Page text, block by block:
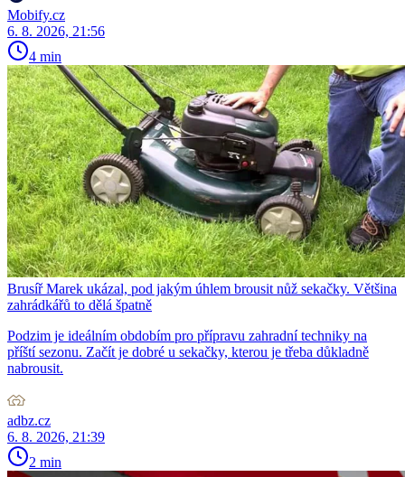
Mobify.cz
6. 8. 2026, 21:56
4 min
Brusíř Marek ukázal, pod jakým úhlem brousit nůž sekačky. Většina
zahrádkářů to dělá špatně
Podzim je ideálním obdobím pro přípravu zahradní techniky na
příští sezonu. Začít je dobré u sekačky, kterou je třeba důkladně
nabrousit.
adbz.cz
6. 8. 2026, 21:39
2 min